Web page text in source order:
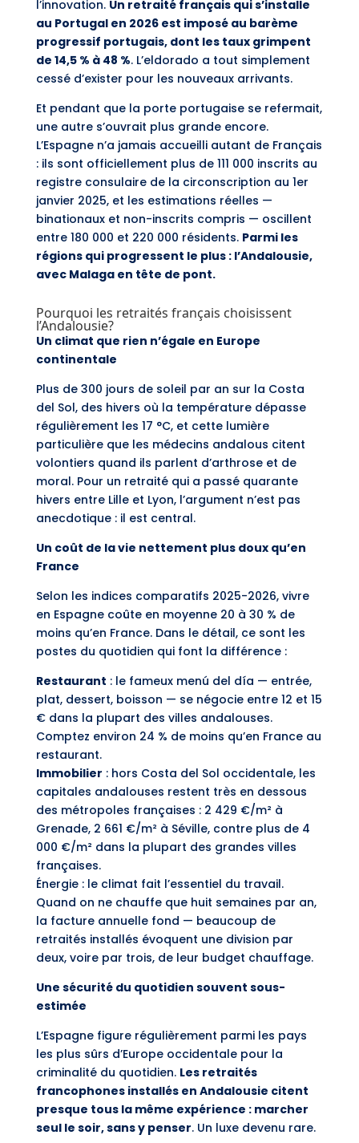
l’innovation. Un retraité français qui s’installe
au Portugal en 2026 est imposé au barème
progressif portugais, dont les taux grimpent
de 14,5 % à 48 %. L’eldorado a tout simplement
cessé d’exister pour les nouveaux arrivants.
Et pendant que la porte portugaise se refermait,
une autre s’ouvrait plus grande encore.
L’Espagne n’a jamais accueilli autant de Français
: ils sont officiellement plus de 111 000 inscrits au
registre consulaire de la circonscription au 1er
janvier 2025, et les estimations réelles —
binationaux et non-inscrits compris — oscillent
entre 180 000 et 220 000 résidents. Parmi les
régions qui progressent le plus : l’Andalousie,
avec Malaga en tête de pont.
Pourquoi les retraités français choisissent
l’Andalousie?
Un climat que rien n’égale en Europe
continentale
Plus de 300 jours de soleil par an sur la Costa
del Sol, des hivers où la température dépasse
régulièrement les 17 °C, et cette lumière
particulière que les médecins andalous citent
volontiers quand ils parlent d’arthrose et de
moral. Pour un retraité qui a passé quarante
hivers entre Lille et Lyon, l’argument n’est pas
anecdotique : il est central.
Un coût de la vie nettement plus doux qu’en
France
Selon les indices comparatifs 2025-2026, vivre
en Espagne coûte en moyenne 20 à 30 % de
moins qu’en France. Dans le détail, ce sont les
postes du quotidien qui font la différence :
Restaurant : le fameux menú del día — entrée,
plat, dessert, boisson — se négocie entre 12 et 15
€ dans la plupart des villes andalouses.
Comptez environ 24 % de moins qu’en France au
restaurant.
Immobilier : hors Costa del Sol occidentale, les
capitales andalouses restent très en dessous
des métropoles françaises : 2 429 €/m² à
Grenade, 2 661 €/m² à Séville, contre plus de 4
000 €/m² dans la plupart des grandes villes
françaises.
Énergie : le climat fait l’essentiel du travail.
Quand on ne chauffe que huit semaines par an,
la facture annuelle fond — beaucoup de
retraités installés évoquent une division par
deux, voire par trois, de leur budget chauffage.
Une sécurité du quotidien souvent sous-
estimée
L’Espagne figure régulièrement parmi les pays
les plus sûrs d’Europe occidentale pour la
criminalité du quotidien. Les retraités
francophones installés en Andalousie citent
presque tous la même expérience : marcher
seul le soir, sans y penser. Un luxe devenu rare.